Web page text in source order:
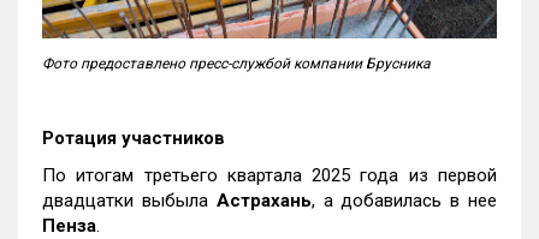
Фото предоставлено пресс-службой компании Брусника
Ротация участников
По итогам третьего квартала 2025 года из первой
двадцатки выбыла Астрахань, а добавилась в нее
Пенза.